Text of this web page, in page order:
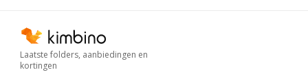
Laatste folders, aanbiedingen en
kortingen